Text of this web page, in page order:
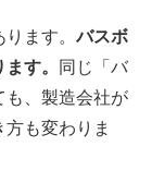
ります。バスボ
す。
同じ「バ
も、製造会社が
も変わりま